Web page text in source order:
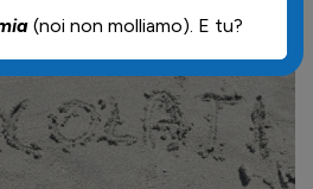
(noi non molliamo). E tu?